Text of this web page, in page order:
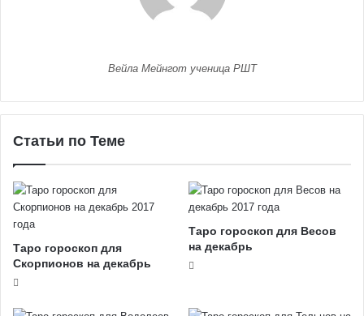
Вейла Мейнгот ученица РШТ
Статьи по Теме
Таро гороскоп для
Скорпионов на декабрь
Таро гороскоп для Весов
на декабрь